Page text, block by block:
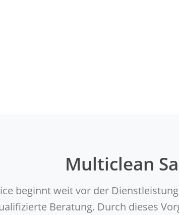
Multiclean
beginnt weit vor der
Beratung. Durch dieses